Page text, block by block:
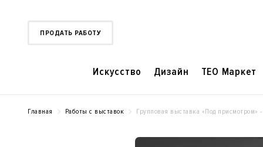
ПРОДАТЬ РАБОТУ
Искусство Дизайн TEO Маркет
Главная Работы с выставок Групповая выставка «Под присмотром»